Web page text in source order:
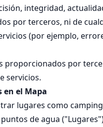
integridad,
por terceros, ni de
(por ejemplo,
proporcionados por
servicios.
en el Mapa
lugares como
de agua